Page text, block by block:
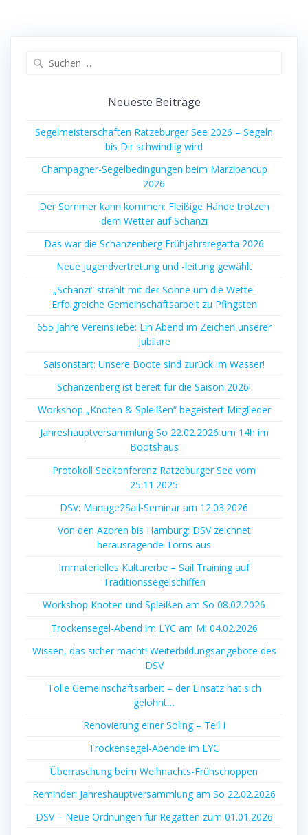
Neueste Beiträge
Segelmeisterschaften Ratzeburger See 2026 – Segeln
bis Dir schwindlig wird
Champagner-Segelbedingungen beim Marzipancup
2026
Der Sommer kann kommen: Fleißige Hände trotzen
dem Wetter auf Schanzi
Das war die Schanzenberg Frühjahrsregatta 2026
Neue Jugendvertretung und -leitung gewählt
„Schanzi“ strahlt mit der Sonne um die Wette:
Erfolgreiche Gemeinschaftsarbeit zu Pfingsten
655 Jahre Vereinsliebe: Ein Abend im Zeichen unserer
Jubilare
Saisonstart: Unsere Boote sind zurück im Wasser!
Schanzenberg ist bereit für die Saison 2026!
Workshop „Knoten & Spleißen“ begeistert Mitglieder
Jahreshauptversammlung So 22.02.2026 um 14h im
Bootshaus
Protokoll Seekonferenz Ratzeburger See vom
25.11.2025
DSV: Manage2Sail-Seminar am 12.03.2026
Von den Azoren bis Hamburg: DSV zeichnet
herausragende Törns aus
Immaterielles Kulturerbe – Sail Training auf
Traditionssegelschiffen
Workshop Knoten und Spleißen am So 08.02.2026
Trockensegel-Abend im LYC am Mi 04.02.2026
Wissen, das sicher macht! Weiterbildungsangebote des
DSV
Tolle Gemeinschaftsarbeit – der Einsatz hat sich
gelohnt…
Renovierung einer Soling – Teil I
Trockensegel-Abende im LYC
Überraschung beim Weihnachts-Frühschoppen
Reminder: Jahreshauptversammlung am So 22.02.2026
DSV – Neue Ordnungen für Regatten zum 01.01.2026